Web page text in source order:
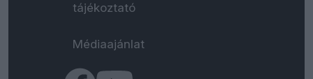
tájékoztató
Médiaajánlat